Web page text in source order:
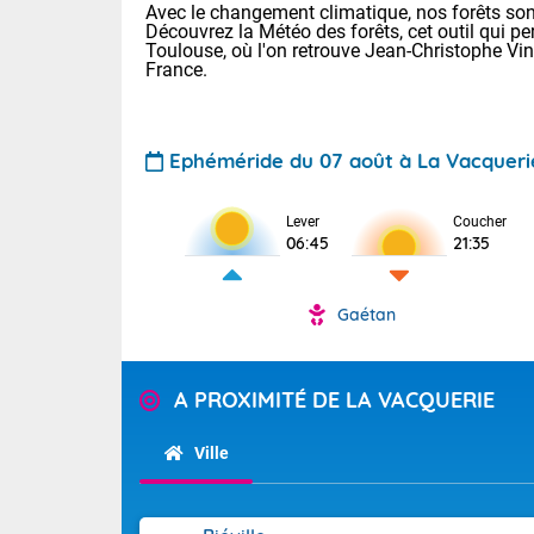
Pour la
Tendance
Avec le changement climatique, nos forêts
Découvrez la Météo des forêts, cet outil qui
Toulouse, où l'on retrouve Jean-Christophe
France.
Ephéméride du 07 août à La
Lever
06:45
Coucher
21:35
Gaétan
A PROXIMITÉ DE LA VACQUERIE
Ville
Voici les
22/14 Paris :
Clermont-
Lille : 25/15
Demain
Très